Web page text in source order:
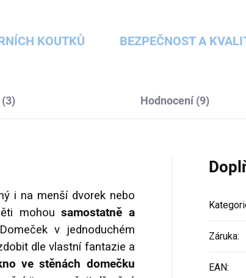
KOUTKŮ BEZPEČNOST A
Hodnocení (9)
i na menší dvorek nebo
mohou samostatně a
v jednoduchém
dle vlastní fantazie a
ve stěnách domečku
Záruka:
EAN: